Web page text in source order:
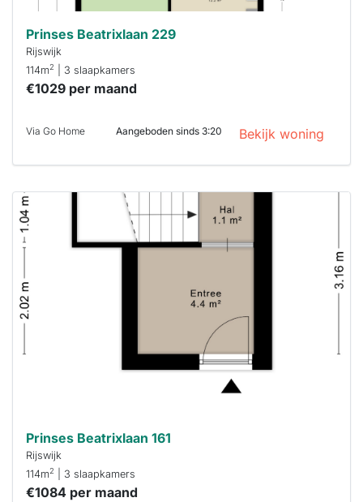
Prinses Beatrixlaan 229
Rijswijk
114m2 | 3 slaapkamers
€1029 per maand
Via Go Home Aangeboden sinds 3:20 Bekijk woning
waarschijnlijk
al verhuurd
Prinses Beatrixlaan 161
Rijswijk
114m2 | 3 slaapkamers
€1084 per maand